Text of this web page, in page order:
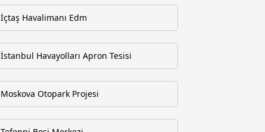
İçtaş Havalimanı Edm
İstanbul Havayolları Apron Tesisi
Moskova Otopark Projesi